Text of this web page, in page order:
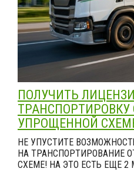
ПОЛУЧИТЬ
ТРАНСПОРТИРОВКУ
УПРОЩЕННОЙ
НЕ УПУСТИТЕ
НА ТРАНСПОРТИРОВАНИЕ
СХЕМЕ! НА ЭТО ЕСТЬ ЕЩЕ 2